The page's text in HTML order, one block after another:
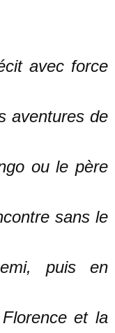
avec force
aventures de
ou le père
sans le
puis en
et la